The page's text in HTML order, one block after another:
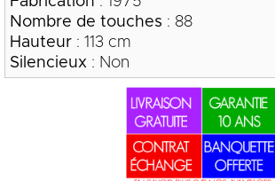
Nombre de touches : 88
Hauteur: 113 cm
Silencieux : Non